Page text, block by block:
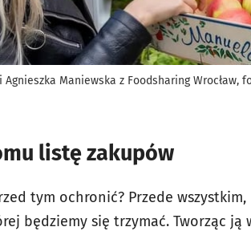
Maniewska z Foodsharing Wrocław,
listę zakupów
tym ochronić? Przede
będziemy się trzymać. Tworząc